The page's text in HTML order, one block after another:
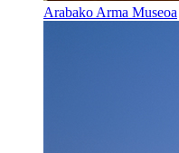
Arabako Arma Museoa